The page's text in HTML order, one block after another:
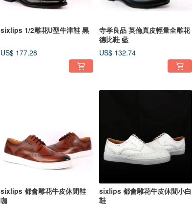
sixlips 1/2雕花U型牛津鞋 黑
US$ 177.28
寺孝良品 英倫真皮輕量全雕花
德比鞋 藍
US$ 132.74
sixlips 都會雕花牛皮休閒鞋
咖
sixlips 都會雕花牛皮休閒小白
鞋